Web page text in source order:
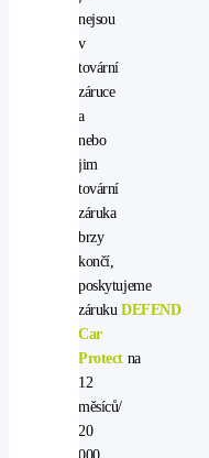
nejsou
v
tovární
záruce
a
nebo
jim
tovární
záruka
brzy
končí,
poskytujeme
zárukuDEFEND
Car
Protect na
12
měsíců/
20